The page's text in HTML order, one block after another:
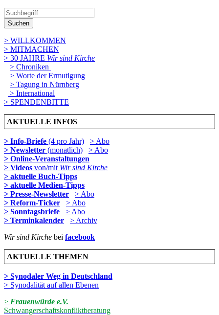
Suchen
> WILLKOMMEN
> MITMACHEN
> 30 JAHRE Wir sind Kirche
> Chroniken
> Worte der Ermutigung
> Tagung in Nürnberg
> International
> SPENDENBITTE
AKTUELLE INFOS
> Info-Briefe (4 pro Jahr)
> Abo
> Newsletter (monatlich)
> Abo
> Online-Veranstaltungen
> Videos von/mit Wir sind Kirche
> aktuelle Buch-Tipps
> aktuelle Medien-Tipps
> Presse-Newsletter
> Abo
> Reform-Ticker
> Abo
> Sonntagsbriefe
> Abo
> Terminkalender
> Archiv
Wir sind Kirche bei facebook
AKTUELLE THEMEN
> Synodaler Weg in Deutschland
> Synodalität auf allen Ebenen
> Frauenwürde e.V.
Schwangerschaftskonfliktberatung